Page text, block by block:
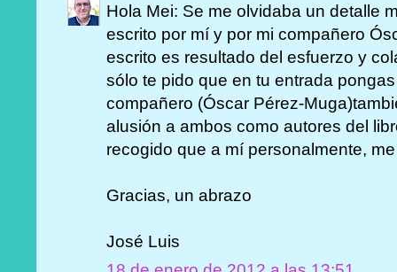
Hola Mei: Se me olvidaba un detalle
escrito por mí y por mi compañero
escrito es resultado del esfuerzo y
sólo te pido que en tu entrada
compañero (Óscar Pérez-
alusión a ambos como autores del
recogido que a mí personalmente,
Gracias, un abrazo
José Luis